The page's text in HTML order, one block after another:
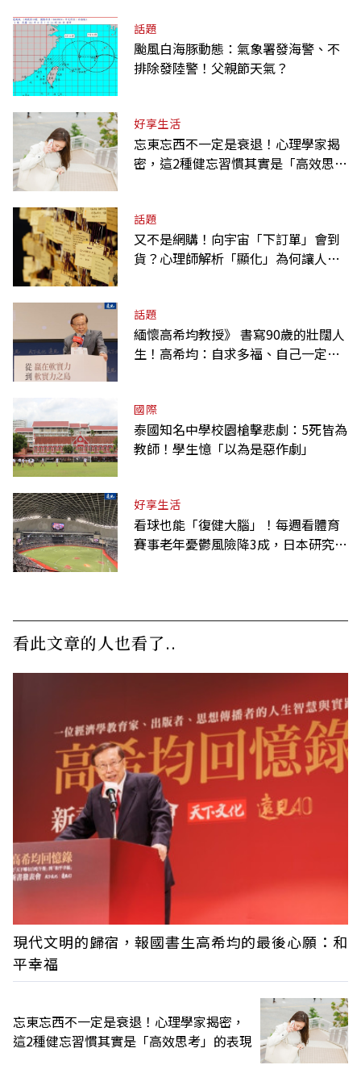
話題
颱風白海豚動態：氣象署發海警、不
排除發陸警！父親節天氣？
好享生活
忘東忘西不一定是衰退！心理學家揭
密，這2種健忘習慣其實是「高效思
話題
又不是網購！向宇宙「下訂單」會到
貨？心理師解析「顯化」為何讓人無
話題
緬懷高希均教授》 書寫90歲的壯闊人
生！高希均：自求多福、自己一定要
國際
泰國知名中學校園槍擊悲劇：5死皆為
教師！學生憶「以為是惡作劇」
好享生活
看球也能「復健大腦」！每週看體育
賽事老年憂鬱風險降3成，日本研究：
看此文章的人也看了..
現代文明的歸宿，報國書生高希均的最後心願：和
平幸福
忘東忘西不一定是衰退！心理學家揭密，
這2種健忘習慣其實是「高效思考」的表現